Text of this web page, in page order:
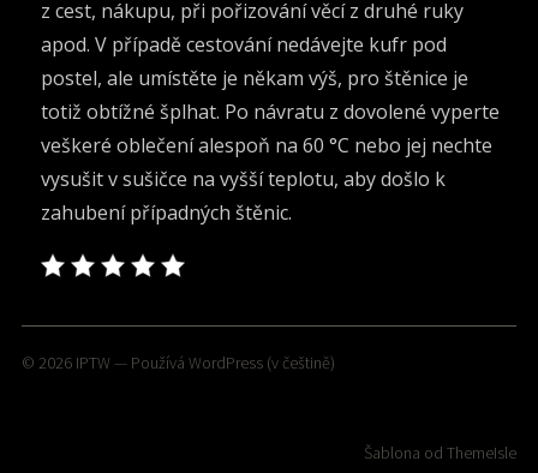
z cest, nákupu, při pořizování věcí z druhé ruky
apod. V případě cestování nedávejte kufr pod
postel, ale umístěte je někam výš, pro štěnice je
totiž obtížné šplhat. Po návratu z dovolené vyperte
veškeré oblečení alespoň na 60 °C nebo jej nechte
vysušit v sušičce na vyšší teplotu, aby došlo k
zahubení případných štěnic.
© 2026 IPTW — Používá WordPress(v češtině)
Šablona odThemeIsle